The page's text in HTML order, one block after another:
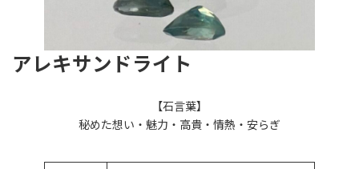
アレキサンドライト
【石言葉】
秘めた想い・魅力・高貴・情熱・安らぎ